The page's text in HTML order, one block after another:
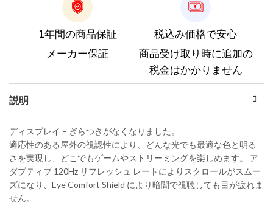
1年間の商品保証
メーカー保証
税込み価格で安心
商品受け取り時に追加の
税金はかかりません
説明
ディスプレイ – ぎらつきがなくなりました。
適応性のある屋外の視認性により、どんな光でも最適な色と明る
さを実現し、どこでもゲームやストリーミングを楽しめます。 ア
ダプティブ 120Hz リフレッシュ レートによりスクロールがスムー
ズになり、Eye Comfort Shield により暗闇で視聴しても目が疲れま
せん。